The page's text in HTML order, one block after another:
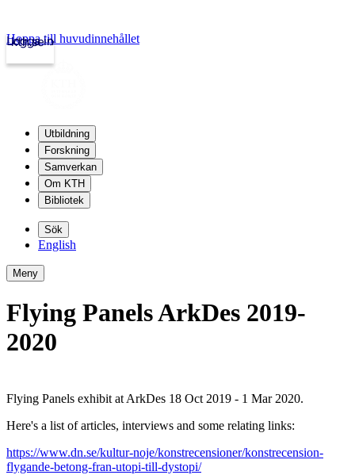
kth.se
Logga in
Hoppa till huvudinnehållet
Utbildning
Forskning
Samverkan
Om KTH
Bibliotek
Sök
English
Meny
Flying Panels ArkDes 2019-
2020
Flying Panels exhibit at ArkDes 18 Oct 2019 - 1 Mar 2020.
Here's a list of articles, interviews and some relating links:
https://www.dn.se/kultur-noje/konstrecensioner/konstrecension-
flygande-betong-fran-utopi-till-dystopi/